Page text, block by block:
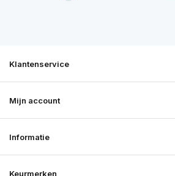
Klantenservice
Mijn account
Informatie
Keurmerken